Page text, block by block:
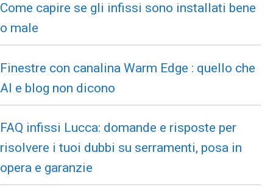
Come capire se gli infissi sono installati bene
o male
Finestre con canalina Warm Edge : quello che
AI e blog non dicono
FAQ infissi Lucca: domande e risposte per
risolvere i tuoi dubbi su serramenti, posa in
opera e garanzie